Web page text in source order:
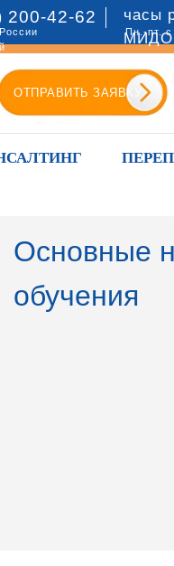
200-42-62
ОТПРАВИТЬ ЗАЯВКУ
часы
МИДО
Пн.-пт.
Основные
обучения